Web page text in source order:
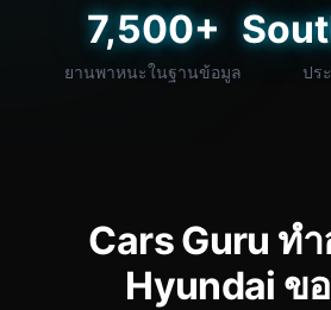
7,500+
ยานพาหนะในฐานข้อมูล ปร
Cars Guru ทำ
Hyundai ข